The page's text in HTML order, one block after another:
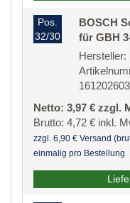
Pos.
32/30
BOSCH
für GBH
Hersteller:
Netto: 3,97 € zzgl.
Brutto: 4,72 € inkl.
zzgl. 6,90 € Versand
einmalig pro Bestellung